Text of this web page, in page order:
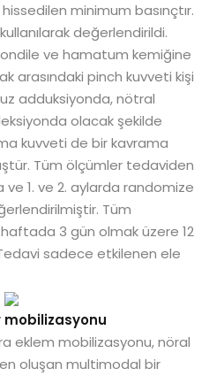
minimum basınçtır.
değerlendirildi.
ve hamatum kemiğine
arasındaki pinch kuvveti kişi
adduksiyonda, nötral
olacak şekilde
kuvveti de bir kavrama
Tüm ölçümler tedaviden
1. ve 2. aylarda randomize
Tüm
haftada 3 gün olmak üzere 12
sadece etkilenen ele
mobilizasyonu
eklem mobilizasyonu, nöral
oluşan multimodal bir